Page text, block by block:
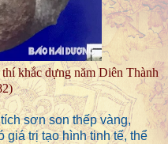
khắc dựng năm Diên Thành
sơn son thếp vàng,
giá trị tạo hình tinh tế, thể